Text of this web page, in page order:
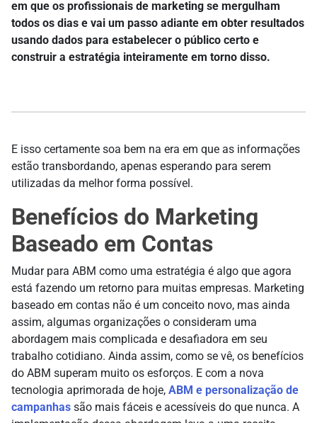
em que os profissionais de marketing se mergulham
todos os dias e vai um passo adiante em obter resultados
usando dados para estabelecer o público certo e
construir a estratégia inteiramente em torno disso.
E isso certamente soa bem na era em que as informações
estão transbordando, apenas esperando para serem
utilizadas da melhor forma possível.
Benefícios do Marketing
Baseado em Contas
Mudar para ABM como uma estratégia é algo que agora
está fazendo um retorno para muitas empresas. Marketing
baseado em contas não é um conceito novo, mas ainda
assim, algumas organizações o consideram uma
abordagem mais complicada e desafiadora em seu
trabalho cotidiano. Ainda assim, como se vê, os benefícios
do ABM superam muito os esforços. E com a nova
tecnologia aprimorada de hoje, ABM e personalização de
campanhas são mais fáceis e acessíveis do que nunca. A